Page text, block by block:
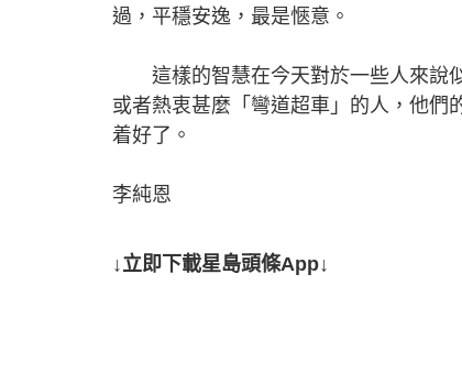
過，平穩安逸，最是愜意。
這樣的智慧在今天對於一些人來說似
或者熱衷甚麼「彎道超車」的人，他們
着好了。
李純恩
↓立即下載星島頭條App↓